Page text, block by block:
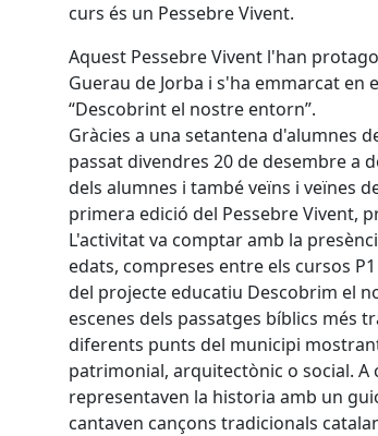
curs és un Pessebre Vivent.
Aquest Pessebre Vivent l'han
Guerau de Jorba i s'ha emmarcat
“Descobrint el nostre entorn”.
Gràcies a una setantena d'alumnes
passat divendres 20 de desembre a
dels alumnes i també veïns i veïnes
primera edició del Pessebre Vivent,
L'activitat va comptar amb la
edats, compreses entre els cursos
del projecte educatiu Descobrim el
escenes dels passatges bíblics més
diferents punts del municipi
patrimonial, arquitectònic o social. A
representaven la historia amb un
cantaven cançons tradicionals